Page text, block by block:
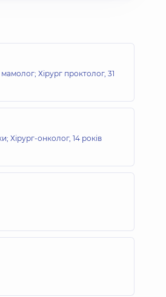
мамолог; Хірург проктолог, 31
Хірург-онколог, 14 років